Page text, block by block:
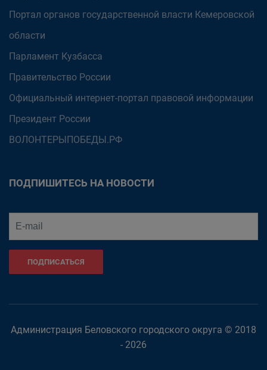
Портал органов государственной власти Кемеровской
области
Парламент Кузбасса
Правительство России
Официальный интернет-портал правовой информации
Президент России
ВОЛОНТЕРЫПОБЕДЫ.РФ
ПОДПИШИТЕСЬ НА НОВОСТИ
ПОДПИСАТЬСЯ
Администрация Беловского городского округа © 2018
- 2026